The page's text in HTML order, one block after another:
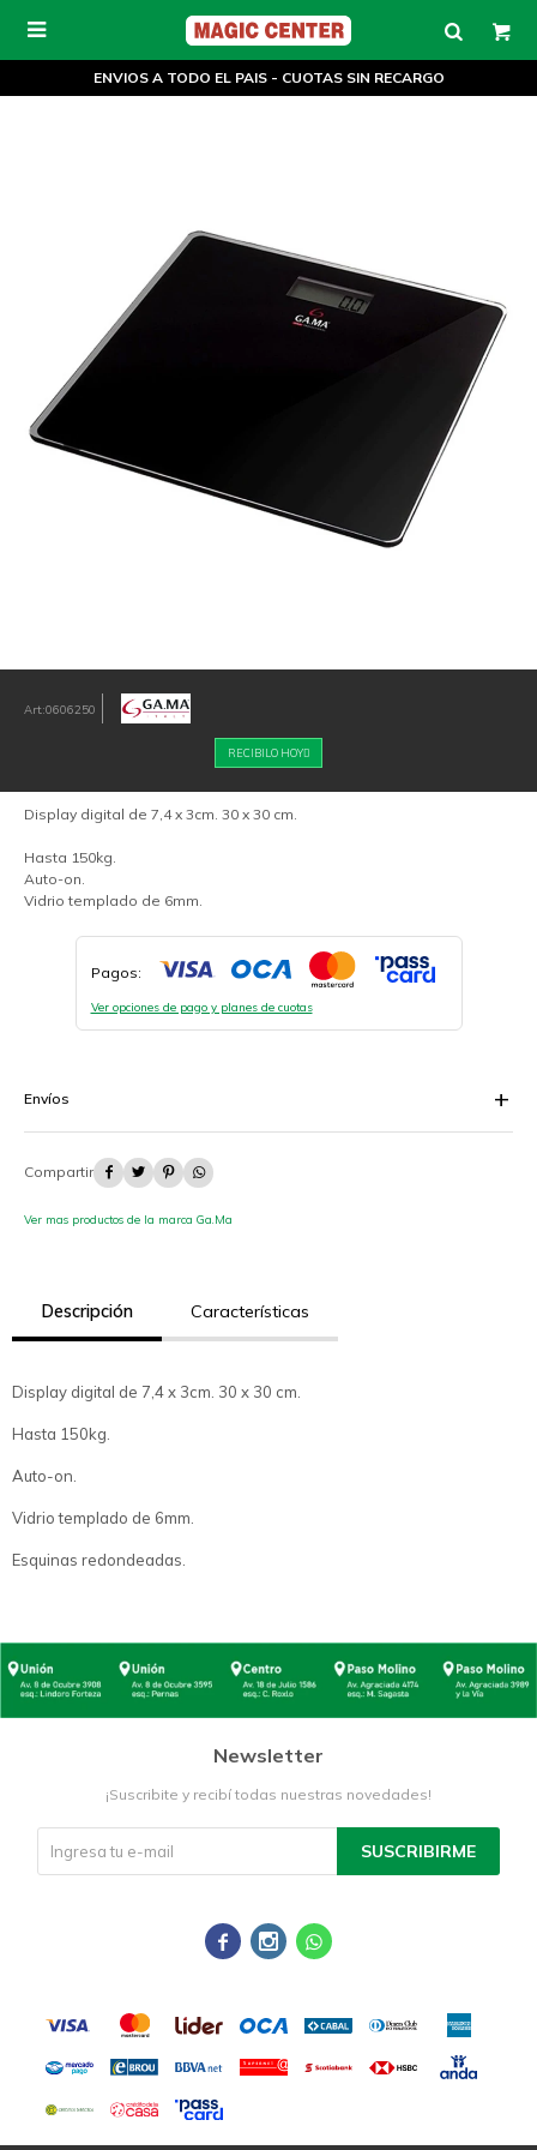

ENVIOS A TODO EL PAIS - CUOTAS SIN RECARGO
0606250
RECIBILO HOY
Display digital de 7,4 x 3cm. 30 x 30 cm.
Hasta 150kg.
Auto-on.
Vidrio templado de 6mm.
Pagos:
Ver opciones de pago y planes de cuotas
Envíos
   
Ver mas productos de la marca Ga.Ma
Descripción Características
Display digital de 7,4 x 3cm. 30 x 30 cm.
Hasta 150kg.
Auto-on.
Vidrio templado de 6mm.
Esquinas redondeadas.
Newsletter
¡Suscribite y recibí todas nuestras novedades!
SUSCRIBIRME
  